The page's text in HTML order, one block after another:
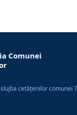
Comunei
cetățenilor comunei